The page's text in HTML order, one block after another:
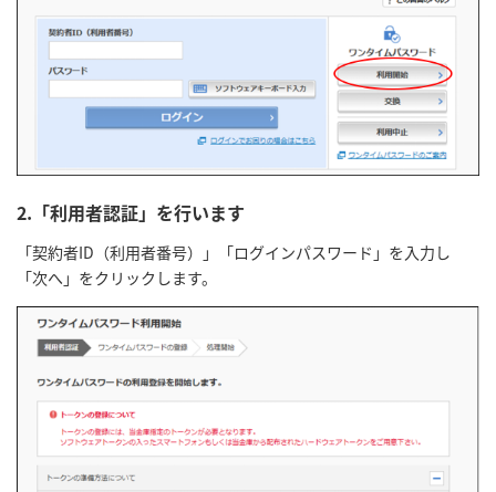
2.「利用者認証」を行います
「契約者ID（利用者番号）」「ログインパスワード」を入力し
「次へ」をクリックします。